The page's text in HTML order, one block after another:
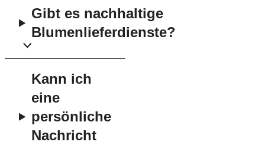
Gibt es nachhaltige
Blumenlieferdienste?
Kann ich
eine
persönliche
Nachricht